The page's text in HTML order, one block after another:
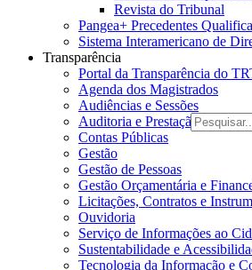
Revista do Tribunal
Pangea+ Precedentes
Sistema Interamericano de
Transparência
Portal da Transparência do
Agenda dos Magistrados
Audiências e Sessões
Auditoria e Prestação de Contas
Contas Públicas
Gestão
Gestão de Pessoas
Gestão Orçamentária e
Licitações, Contratos e
Ouvidoria
Serviço de Informações ao
Sustentabilidade e
Tecnologia da Informação e